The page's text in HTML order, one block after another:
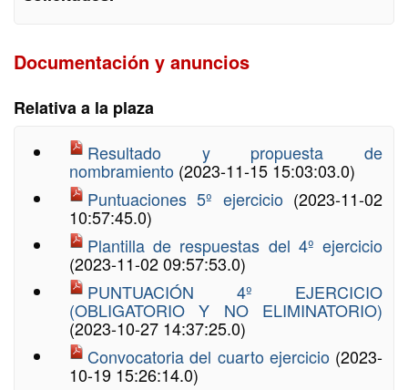
Documentación y anuncios
Relativa a la plaza
Resultado y propuesta de
nombramiento (2023-11-15 15:03:03.0)
Puntuaciones 5º ejercicio (2023-11-02
10:57:45.0)
Plantilla de respuestas del 4º ejercicio
(2023-11-02 09:57:53.0)
PUNTUACIÓN 4º EJERCICIO
(OBLIGATORIO Y NO ELIMINATORIO)
(2023-10-27 14:37:25.0)
Convocatoria del cuarto ejercicio (2023-
10-19 15:26:14.0)